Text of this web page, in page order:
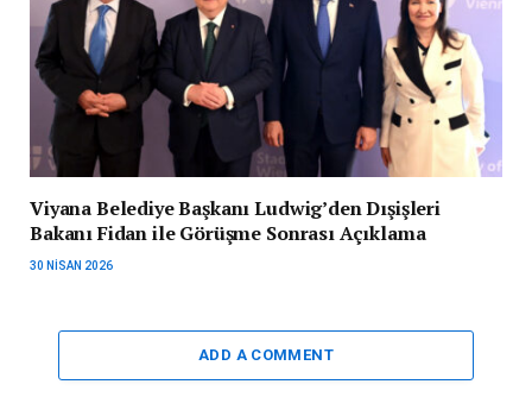
Viyana Belediye Başkanı Ludwig’den Dışişleri
Bakanı Fidan ile Görüşme Sonrası Açıklama
30 NISAN 2026
ADD A COMMENT